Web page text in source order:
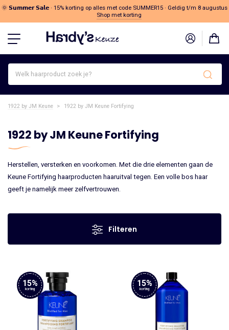
🌞 𝗦𝘂𝗺𝗺𝗲𝗿 𝗦𝗮𝗹𝗲 · 15% korting op alles met code SUMMER15 · Geldig t/m 8 augustus
Shop met korting
haarproduct
zoek
je?
1922 by JM Keune > 1922 by JM Keune Fortifying
1922 by JM Keune Fortifying
Herstellen, versterken en voorkomen. Met die drie elementen gaan de
Keune Fortifying haarproducten haaruitval tegen. Een volle bos haar
geeft je namelijk meer zelfvertrouwen.
Filteren
15%
korting
15%
korting